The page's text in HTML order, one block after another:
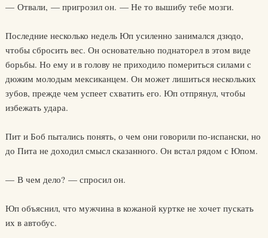
— Отвали, — пригрозил он. — Не то вышибу тебе мозги.
Последние несколько недель Юп усиленно занимался дзюдо,
чтобы сбросить вес. Он основательно поднаторел в этом виде
борьбы. Но ему и в голову не приходило помериться силами с
дюжим молодым мексиканцем. Он может лишиться нескольких
зубов, прежде чем успеет схватить его. Юп отпрянул, чтобы
избежать удара.
Пит и Боб пытались понять, о чем они говорили по-испански, но
до Пита не доходил смысл сказанного. Он встал рядом с Юпом.
— В чем дело? — спросил он.
Юп объяснил, что мужчина в кожаной куртке не хочет пускать
их в автобус.